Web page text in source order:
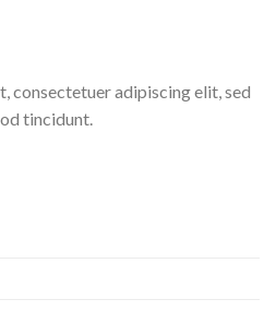
consectetuer adipiscing elit, sed
tincidunt.